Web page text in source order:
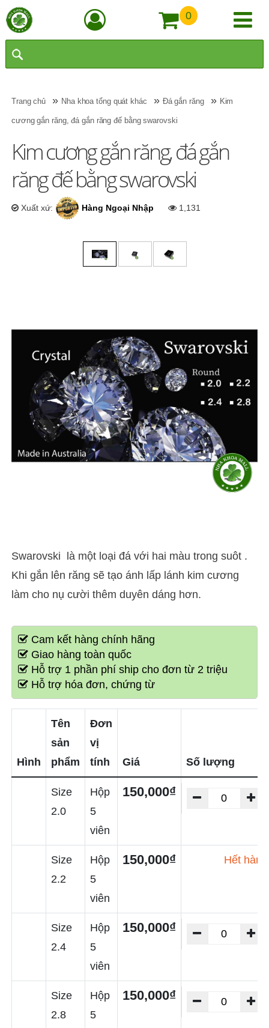
0
Trang chủ » Nha khoa tổng quát khác » Đá gắn răng » Kim
cương gắn răng, đá gắn răng đế bằng swarovski
Kim cương gắn răng, đá gắn
răng đế bằng swarovski
Xuất xứ: Hàng Ngoại Nhập 1,131
Swarovski là một loại đá với hai màu trong suôt .
Khi gắn lên răng sẽ tạo ánh lấp lánh kim cương
làm cho nụ cười thêm duyên dáng hơn.
Cam kết hàng chính hãng
Giao hàng toàn quốc
Hỗ trợ 1 phần phí ship cho đơn từ 2 triệu
Hỗ trợ hóa đơn, chứng từ
Hình
Tên
sản
phẩm
Đơn
vị
tính
Giá Số lượng
Size
2.0
Hộp
5
viên
150,000₫
Size
2.2
Hộp
5
viên
150,000₫ Hết hàng
Size
2.4
Hộp
5
viên
150,000₫
Size
2.8
Hộp
5
150,000₫